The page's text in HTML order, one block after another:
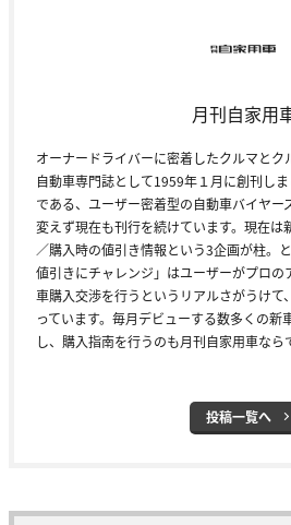
月刊自家用
オーナードライバーに密着したクルマとク
自動車専門誌として1959年１月に創刊し
である、ユーザー密着型の自動車バイヤー
変えず現在も刊行を続けています。現在は
／購入時の値引き情報という3企画が柱。
値引きにチャレンジ」はユーザーがプロの
車購入交渉を行うというリアルさがうけて
っています。毎月デビューする数多くの新
し、購入指南を行うのも月刊自家用車なら
投稿一覧へ